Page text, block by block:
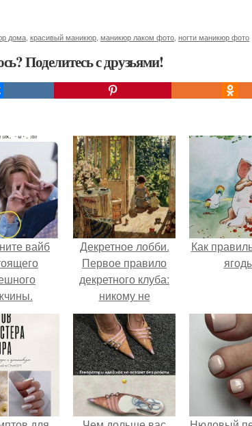
дома красивый маникюр маникюр лаком фото ногти маникюр фото
Поделитесь с друзьями!
вайб
Декретное лобби.
Первое правило
декретного клуба:
никому не
рассказывать о
свободном
времени в декрете.
Как